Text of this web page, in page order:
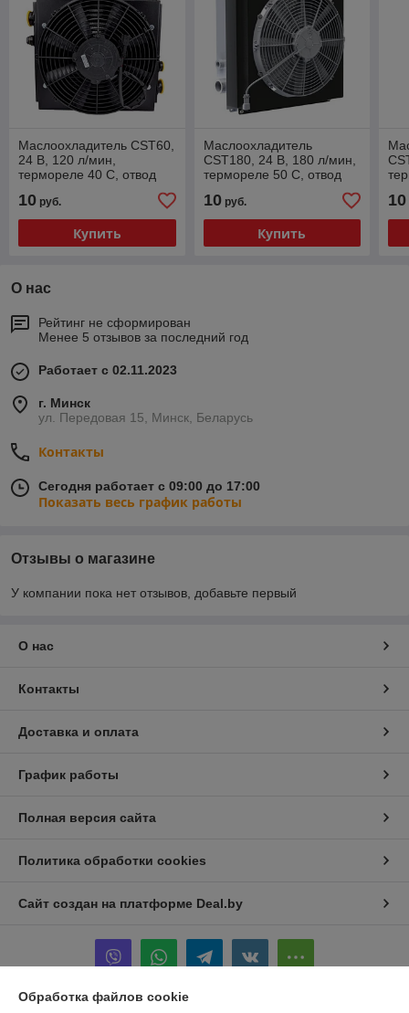
Маслоохладитель CST60,
24 В, 120 л/мин,
термореле 40 С, отвод
(тип А)
10 руб.
Купить
Маслоохладитель
CST180, 24 В, 180 л/мин,
термореле 50 С, отвод
(тип А)
10руб.
Купить
10
О нас
Рейтинг не сформирован
Менее 5 отзывов за последний год
Работает с 02.11.2023
г. Минск
ул. Передовая 15, Минск, Беларусь
Контакты
Сегодня работает с 09:00 до 17:00
Показать весь график работы
Отзывы о магазине
У компании пока нет отзывов, добавьте первый
О нас
Контакты
Доставка и оплата
График работы
Полная версия сайта
Политика обработки cookies
Сайт создан на платформе Deal.by
Обработка файлов cookie